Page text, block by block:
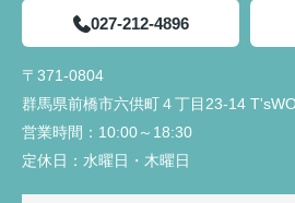
027-212-4896
〒371-0804
群馬県前橋市六供町４丁目23‐14
営業時間： 10:00～18:30
定休日： 水曜日・木曜日